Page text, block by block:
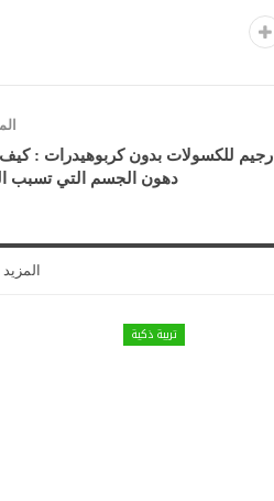
رجيم للكسولات بدون كربوهيدرات :
دهون الجسم التي تسبب
تربية ذكية